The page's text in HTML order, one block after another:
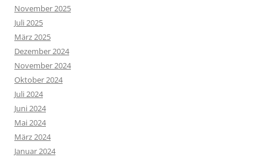
November 2025
Juli 2025
März 2025
Dezember 2024
November 2024
Oktober 2024
Juli 2024
Juni 2024
Mai 2024
März 2024
Januar 2024